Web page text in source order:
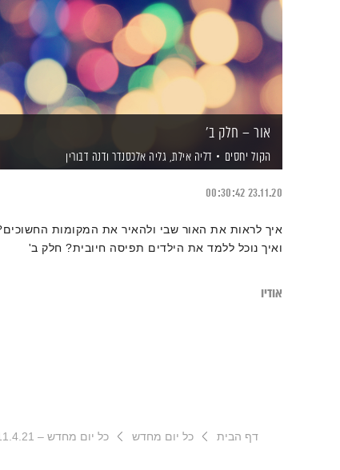
אור – חלק ב'
הקול יחסים דליה אילת, גליה אלכסנדר ודנה דבורין
23.11.20
00:30:42
איך לראות את האור שבי ולהאיר את המקומות
ואיך נוכל ללמד את הילדים תפיסה חיובית? חלק ב'
אודיו
דף הבית כל יום מחדש כל יום מחדש – 11.4.21